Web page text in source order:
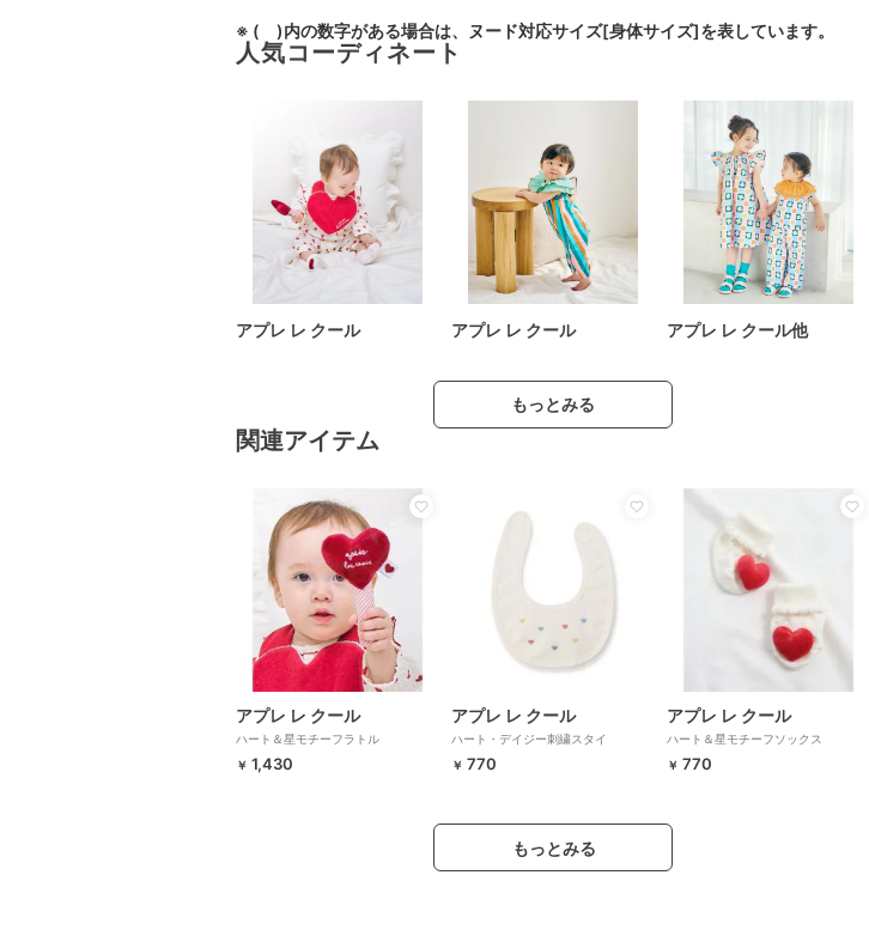
※ ( )内の数字がある場合は、ヌード対応サイズ[身体サイズ]を表しています。
人気コーディネート
アプレ レ クール アプレ レ クール アプレ レ クール他
もっとみる
関連アイテム
アプレ レ クール
ハート＆星モチーフラトル
￥ 1,430
アプレ レ クール
ハート・デイジー刺繍スタイ
￥ 770
アプレ レ クール
ハート＆星モチーフソックス
￥ 770
もっとみる